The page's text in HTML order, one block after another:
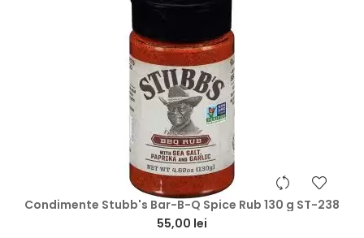
Condimente Stubb's Bar-B-Q Spice Rub 130 g ST-238
55,00 lei